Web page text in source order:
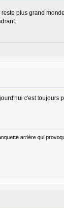
plus grand
c'est toujours
arrière qui